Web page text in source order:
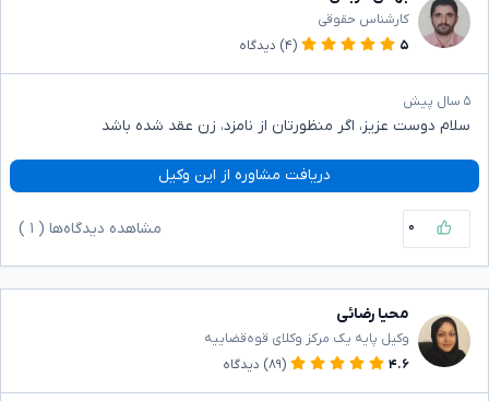
کارشناس حقوقی
۵
(۴) دیدگاه
۵ سال پیش
سلام دوست عزیز، اگر منظورتان از نامزد، زن عقد شده باشد
دریافت مشاوره از این وکیل
۰ مشاهده دیدگاه‌ها ( ۱
محیا رضائی
وکیل پایه یک مرکز وکلای قوه‌قضاییه
۴.۶
(۸۹) دیدگاه